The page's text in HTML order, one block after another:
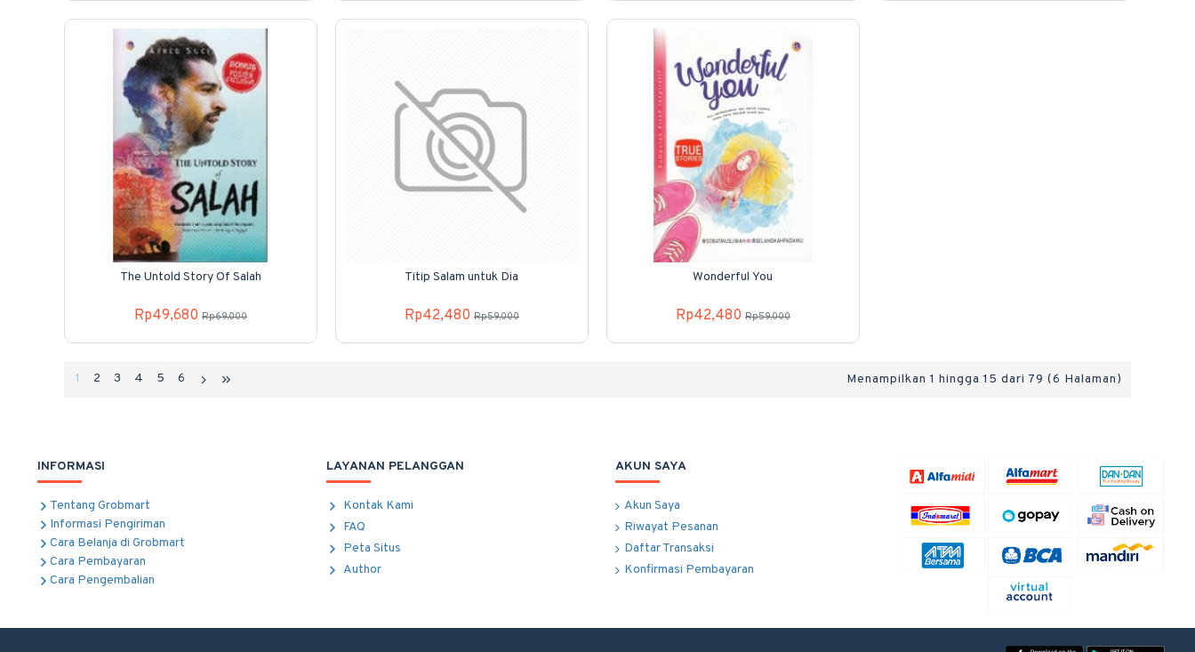
The Untold Story Of Salah
Rp49,680 Rp69,000
Titip Salam untuk Dia
Rp42,480 Rp59,000
Wonderful You
Rp42,480 Rp59,000
1 2 3 4 5 6 Menampilkan 1 hingga 15 dari 79 (6 Halaman)
INFORMASI
Tentang Grobmart
Informasi Pengiriman
Cara Belanja di Grobmart
Cara Pembayaran
Cara Pengembalian
LAYANAN PELANGGAN
Kontak Kami
FAQ
Peta Situs
Author
AKUN SAYA
Akun Saya
Riwayat Pesanan
Daftar Transaksi
Konfirmasi Pembayaran